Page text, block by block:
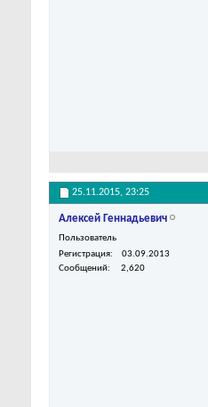
25.11.2015, 23:25
Алексей Геннадьевич
Пользователь
Регистрация
03.09.2013
Сообщений
2,620